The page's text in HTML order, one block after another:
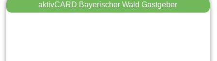
aktivCARD Bayerischer Wald Gastgeber